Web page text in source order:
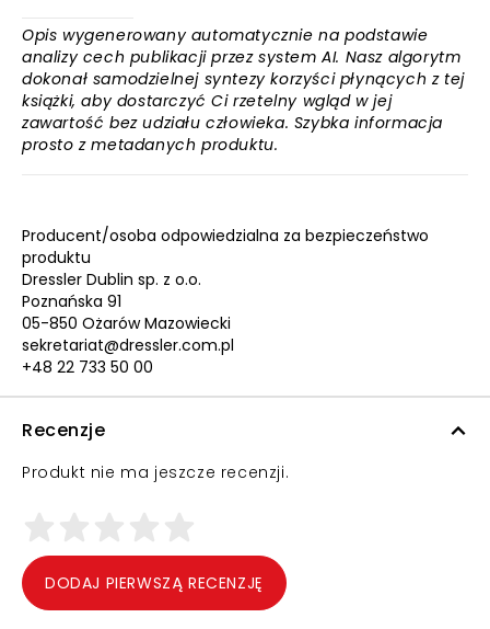
Opis wygenerowany automatycznie na podstawie
analizy cech publikacji przez system AI. Nasz algorytm
dokonał samodzielnej syntezy korzyści płynących z tej
książki, aby dostarczyć Ci rzetelny wgląd w jej
zawartość bez udziału człowieka. Szybka informacja
prosto z metadanych produktu.
Producent/osoba odpowiedzialna za bezpieczeństwo
produktu
Dressler Dublin sp. z o.o.
Poznańska 91
05-850 Ożarów Mazowiecki
sekretariat@dressler.com.pl
+48 22 733 50 00
Recenzje
Produkt nie ma jeszcze recenzji.
DODAJ PIERWSZĄ RECENZJĘ